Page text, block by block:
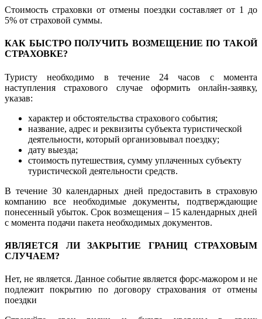
Стоимость страховки от отмены поездки составляет от 1 до
5% от страховой суммы.
КАК БЫСТРО ПОЛУЧИТЬ ВОЗМЕЩЕНИЕ ПО ТАКОЙ
СТРАХОВКЕ?
Туристу необходимо в течение 24 часов с момента
наступления страхового случае оформить онлайн-заявку,
указав:
характер и обстоятельства страхового события;
название, адрес и реквизиты субъекта туристической
деятельности, который организовывал поездку;
дату выезда;
стоимость путешествия, сумму уплаченных субъекту
туристической деятельности средств.
В течение 30 календарных дней предоставить в страховую
компанию все необходимые документы, подтверждающие
понесенный убыток. Срок возмещения – 15 календарных дней
с момента подачи пакета необходимых документов.
ЯВЛЯЕТСЯ ЛИ ЗАКРЫТИЕ ГРАНИЦ СТРАХОВЫМ
СЛУЧАЕМ?
Нет, не является. Данное событие является форс-мажором и не
подлежит покрытию по договору страхования от отмены
поездки